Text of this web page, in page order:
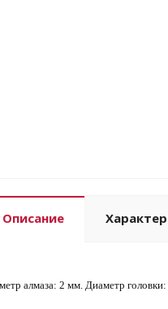
Описание
алмаза: 2 мм. Диаметр